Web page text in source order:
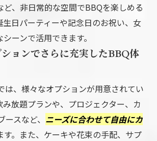
ど、非日常的な空間でBBQを楽しめる
生日パーティーや記念日のお祝い、女
ーンで活用できます。
ョンでさらに充実したBBQ体
は、様々なオプションが用意されてい
み放題プランや、プロジェクター、カ
スなど、 ニーズに合わせて自由にカ
す。また、ケーキや花束の手配、サプ